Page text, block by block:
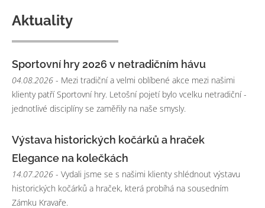
Aktuality
Sportovní hry 2026 v netradičním hávu
04.08.2026 - Mezi tradiční a velmi oblíbené akce mezi našimi
klienty patří Sportovní hry. Letošní pojetí bylo vcelku netradiční -
jednotlivé disciplíny se zaměřily na naše smysly.
Výstava historických kočárků a hraček
Elegance na kolečkách
14.07.2026 - Vydali jsme se s našimi klienty shlédnout výstavu
historických kočárků a hraček, která probíhá na sousedním
Zámku Kravaře.